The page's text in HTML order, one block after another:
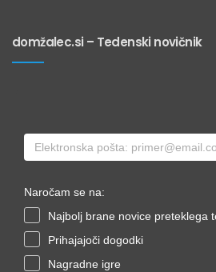
domžalec.si – Tedenski novičnik
Naročam se na:
Najbolj brane novice preteklega
Prihajajoči dogodki
Nagradne igre